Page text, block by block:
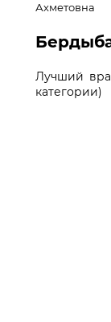
Ахметовна
Лучший
категории)